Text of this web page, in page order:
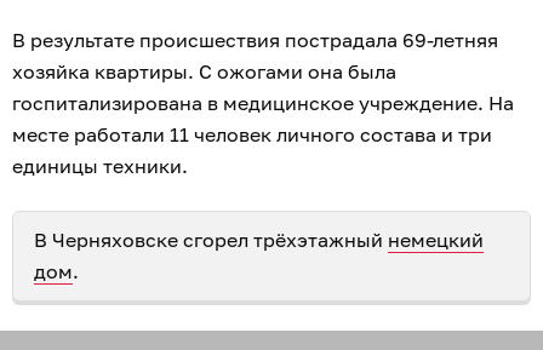
В результате происшествия пострадала 69-летняя
хозяйка квартиры. С ожогами она была
госпитализирована в медицинское учреждение. На
месте работали 11 человек личного состава и три
единицы техники.
В Черняховске сгорел трёхэтажный немецкий
дом.